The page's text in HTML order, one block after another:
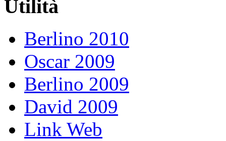
Utilità
Berlino 2010
Oscar 2009
Berlino 2009
David 2009
Link Web